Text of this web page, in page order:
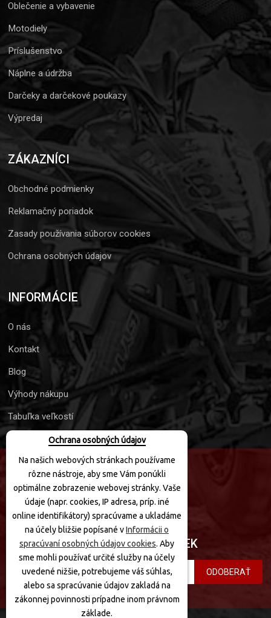
Ochrana osobných údajov
Na našich webových stránkach používame
rôzne nástroje, aby sme Vám ponúkli
optimálne zobrazenie webovej stránky. Vaše
údaje (napr. cookies, IP adresa, príp. iné
online identifikátory) spracúvame a ukladáme
na účely bližšie popísané vInformácii o
spracúvaní osobných údajov cookies. Aby
sme mohli používať určité služby na účely
uvedené nižšie, potrebujeme váš súhlas,
alebo sa spracúvanie údajov zakladá na
zákonnej povinnosti prípadne inom právnom
základe.
Oblečenie a vybavenie
Motodiely
Príslušenstvo
Náplne a údržba
Darčeky a darčekové poukazy
Výpredaj
ZÁKAZNÍCI
Obchodné podmienky
Reklamačný poriadok
Zasady používania súborov cookies
Ochrana osobných údajov
INFORMÁCIE
O nás
Kontakt
Blog
Výhody nákupu
Tabuľka veľkostí
SLEDUJTE NÁS
PRIHLÁSIŤ SA K ODBERU NOVINIEK
ODOBERAŤ